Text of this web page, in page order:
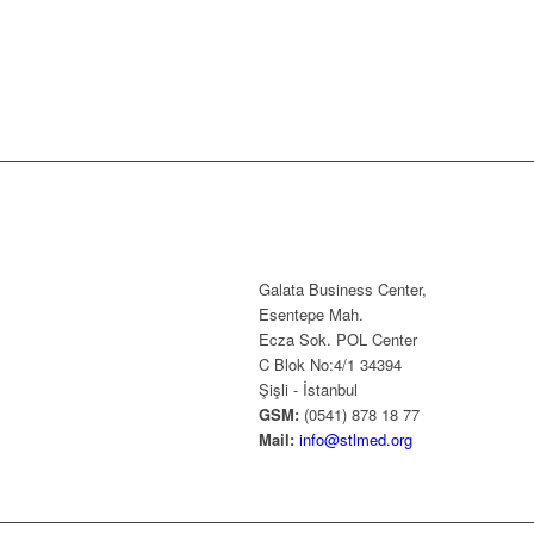
Galata Business Center,
Esentepe Mah.
Ecza Sok. POL Center
C Blok No:4/1 34394
Şişli - İstanbul
GSM: (0541) 878 18 77
Mail: info@stlmed.org